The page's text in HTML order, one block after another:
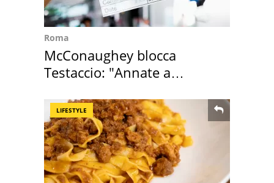
Roma
McConaughey blocca
Testaccio: "Annate a
LIFESTYLE